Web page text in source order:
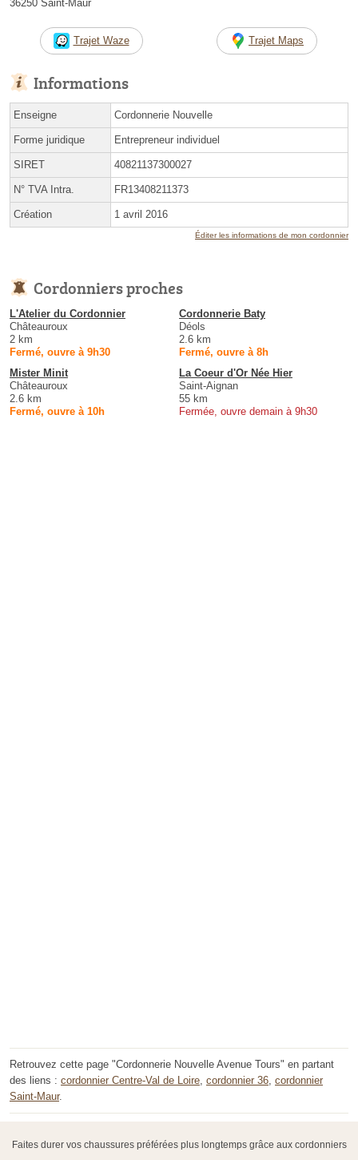
36250 Saint-Maur
Trajet Waze Trajet Maps
Informations
Enseigne Cordonnerie Nouvelle
Forme juridique Entrepreneur individuel
SIRET 40821137300027
N° TVA Intra. FR13408211373
Création 1 avril 2016
Éditer les informations de mon cordonnier
Cordonniers proches
L'Atelier du Cordonnier
Châteauroux
2 km
Fermé, ouvre à 9h30
Cordonnerie Baty
Déols
2.6 km
Fermé, ouvre à 8h
Mister Minit
Châteauroux
2.6 km
Fermé, ouvre à 10h
La Coeur d'Or Née Hier
Saint-Aignan
55 km
Fermée, ouvre demain à 9h30
Retrouvez cette page "Cordonnerie Nouvelle Avenue Tours" en partant
des liens : cordonnier Centre-Val de Loire, cordonnier 36, cordonnier
Saint-Maur.
Faites durer vos chaussures préférées plus longtemps grâce aux cordonniers